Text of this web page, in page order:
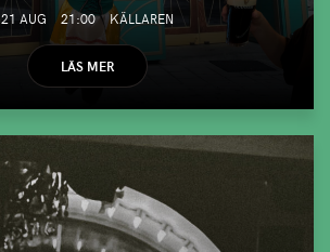
21 AUG 21:00 KÄLLAREN
LÄS MER